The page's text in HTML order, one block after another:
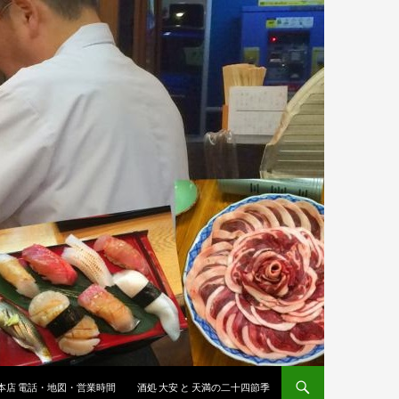
店 電話・地図・営業時間 酒処 大安 と 天満の二十四節季